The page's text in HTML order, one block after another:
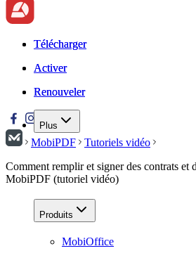
Télécharger
Activer
Renouveler
Plus
Télécharger
Activer
Renouveler
MobiPDF
Tutoriels vidéo
Comment remplir et signer des contrats et
MobiPDF (tutoriel vidéo)
Produits
MobiOffice